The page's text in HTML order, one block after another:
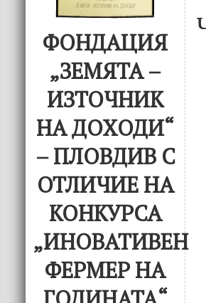
ФОНДАЦИЯ
„ЗЕМЯТА –
ИЗТОЧНИК
НА ДОХОДИ“
– ПЛОВДИВ С
ОТЛИЧИЕ НА
КОНКУРСА
„ИНОВАТИВЕН
ФЕРМЕР НА